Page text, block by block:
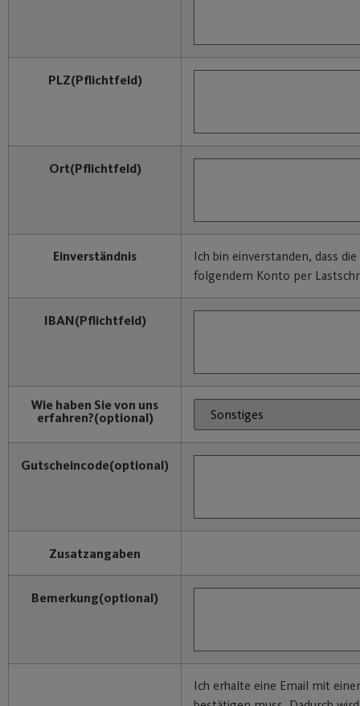
PLZ(Pflichtfeld)
Ort(Pflichtfeld)
Einverständnis
Ich bin einverstanden, dass
folgendem Konto per
IBAN(Pflichtfeld)
Wie haben Sie von uns
erfahren?(optional)
Gutscheincode(optional)
Zusatzangaben
Bemerkung(optional)
Ich erhalte eine Email mit